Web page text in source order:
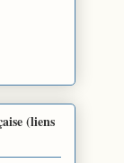
(liens